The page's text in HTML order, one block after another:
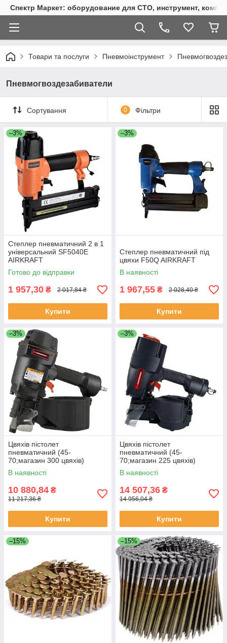
Спектр Маркет: оборудование для СТО, инструмент,
Товари та послуги Пневмоінструмент
Пневмогвоздезабиватели
Сортування 0 Фільтри
–3%
Степлер пневматичний 2 в 1
універсальний SF5040E
AIRKRAFT
Готово до відправки
1 957,30 ₴ 2 017,84 ₴
Купити
–3%
Степлер пневматичний під
цвяхи F50Q AIRKRAFT
В наявності
1 967,55 ₴ 2 028,40 ₴
Купити
–3%
Цвяхів пістолет
пневматичний (45-
70;магазин 300 цвяхів)
MCN70 AIRKRAFT
В наявності
10 880,84 ₴
11 217,36 ₴
Купити
–3%
Цвяхів пістолет
пневматичний (45-
70;магазин 225 цвяхів)
AEROPRO MCN90
В наявності
14 507,36 ₴
14 956,04 ₴
Купити
–15% –15%